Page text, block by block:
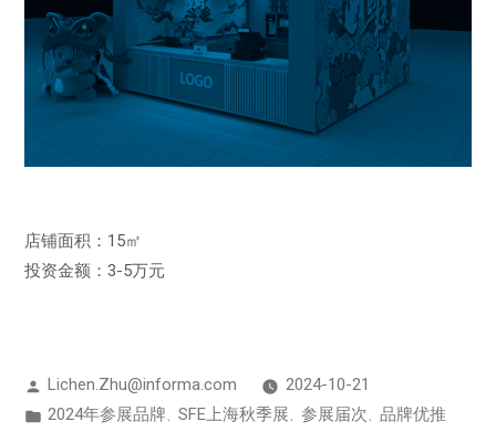
店铺面积：15㎡
投资金额：3-5万元
Lichen.Zhu@informa.com
2024-10-21
2024年参展品牌、SFE上海秋季展、参展届次、品牌优推